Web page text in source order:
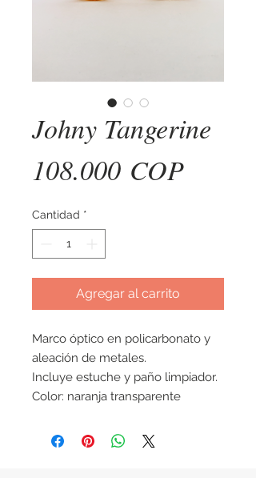
Johny Tangerine
108.000 COPPrecio
Cantidad *
Agregar al carrito
Marco óptico en policarbonato y
aleación de metales.
Incluye estuche y paño limpiador.
Color: naranja transparente